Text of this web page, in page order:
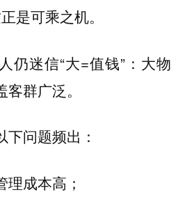
是可乘之机。
仍迷信“大=值钱”：大物
群广泛。
问题频出：
成本高；